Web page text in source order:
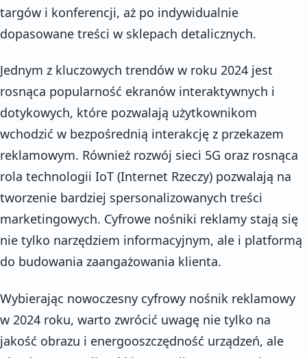
targów i konferencji, aż po indywidualnie
dopasowane treści w sklepach detalicznych.
Jednym z kluczowych trendów w roku 2024 jest
rosnąca popularność ekranów interaktywnych i
dotykowych, które pozwalają użytkownikom
wchodzić w bezpośrednią interakcję z przekazem
reklamowym. Również rozwój sieci 5G oraz rosnąca
rola technologii IoT (Internet Rzeczy) pozwalają na
tworzenie bardziej spersonalizowanych treści
marketingowych. Cyfrowe nośniki reklamy stają się
nie tylko narzędziem informacyjnym, ale i platformą
do budowania zaangażowania klienta.
Wybierając nowoczesny cyfrowy nośnik reklamowy
w 2024 roku, warto zwrócić uwagę nie tylko na
jakość obrazu i energooszczędność urządzeń, ale